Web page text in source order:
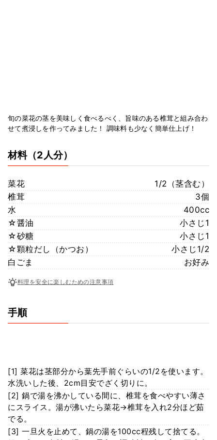
旬の菜花の茎を美味しく食べるべく、旨味のある椎茸と組み合わ
せて煮浸しを作ってみました！ 調味料も少なく簡単仕上げ！
材料（2人分）
菜花
1/2（茎含む）
椎茸
3個
水
400cc
☆醤油
小さじ1
☆砂糖
小さじ1
☆顆粒だし（かつお）
小さじ1/2
白ごま
お好み
料理を安全に楽しむための注意事項
手順
[1] 菜花は茎部分から葉先手前ぐらいの1/2を使います。
水洗いした後、2cm目安でざく切りに。
[2] 鍋で湯を沸かしている間に、椎茸を食べやすい薄さ
にスライス。湯が沸いたら菜花→椎茸を入れ2分ほど茹
でる。
[3] 一旦火を止めて、鍋の湯を100cc程残して捨てる。